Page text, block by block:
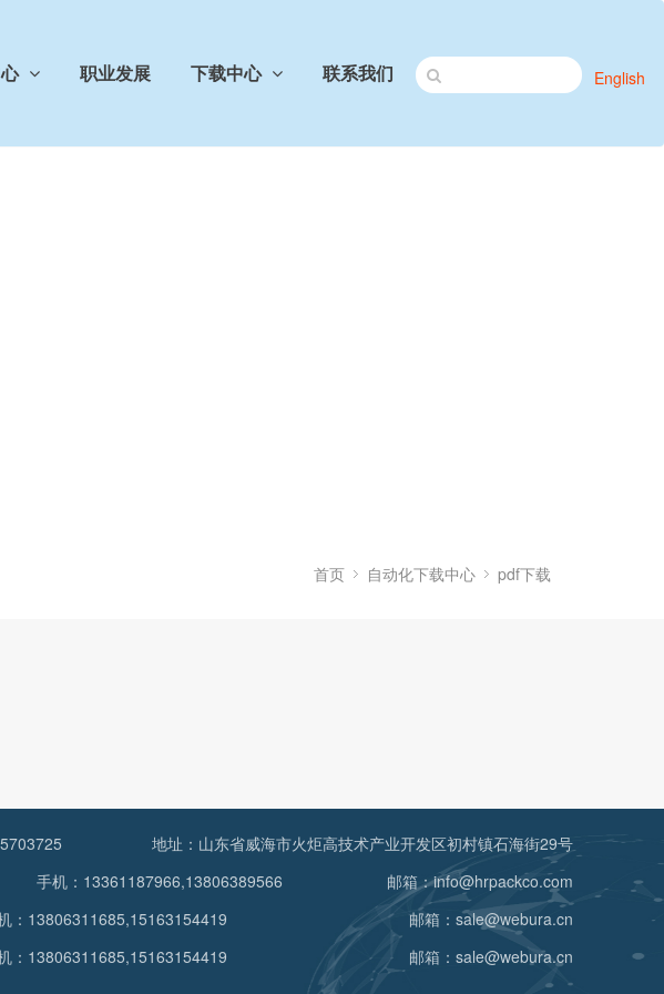
职业发展 下载中心 联系我们 English
首页 自动化下载中心 pdf下载
地址：山东省威海市火炬高技术产业开发区初村镇石海街29号
手机：13361187966,13806389566
邮箱：info@hrpackco.com
：13806311685,15163154419
邮箱：sale@webura.cn
：13806311685,15163154419 邮箱：sale@webura.cn